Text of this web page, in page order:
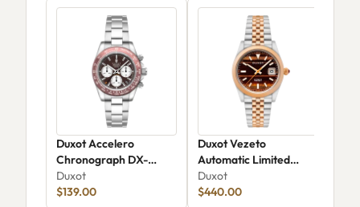
Duxot Accelero
Chronograph DX-
2065-99
Duxot
$139.00
Duxot Vezeto
Automatic Limited
Edition DX-2061-HH
Duxot
$440.00